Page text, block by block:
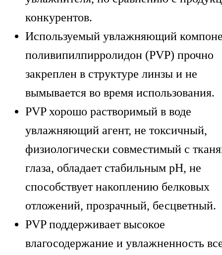
конкурентов.
Используемый увлажняющий
поливипилпирролидон (PVP) прочно
закреплен в структуре линзы и не
вымывается во время использования.
PVP хорошо растворимый в воде
увлажняющий агент, не токсичный,
физиологически совместимый с
глаза, обладает стабильным рН, не
способствует накоплению белковых
отложений, прозрачный, бесцветный.
PVP поддерживает высокое
влагосодержание и увлажненность